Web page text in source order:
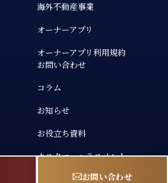
海外不動産事業
オーナーアプリ
オーナーアプリ利用規約
お問い合わせ
コラム
お知らせ
お役立ち資料
カスタマーハラスメント
お問い合わせ